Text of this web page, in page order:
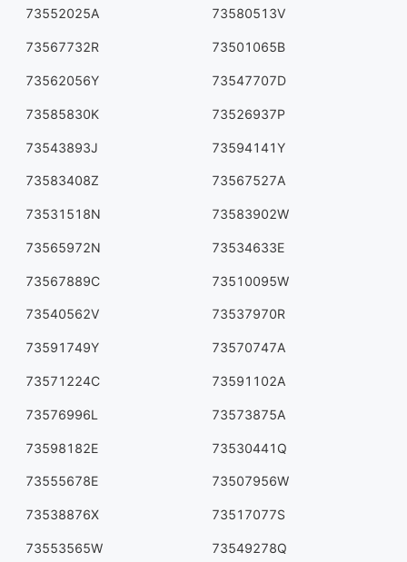
73552025A 73580513V
73567732R 73501065B
73562056Y 73547707D
73585830K 73526937P
73543893J 73594141Y
73583408Z 73567527A
73531518N 73583902W
73565972N 73534633E
73567889C 73510095W
73540562V 73537970R
73591749Y 73570747A
73571224C 73591102A
73576996L 73573875A
73598182E 73530441Q
73555678E 73507956W
73538876X 73517077S
73553565W 73549278Q